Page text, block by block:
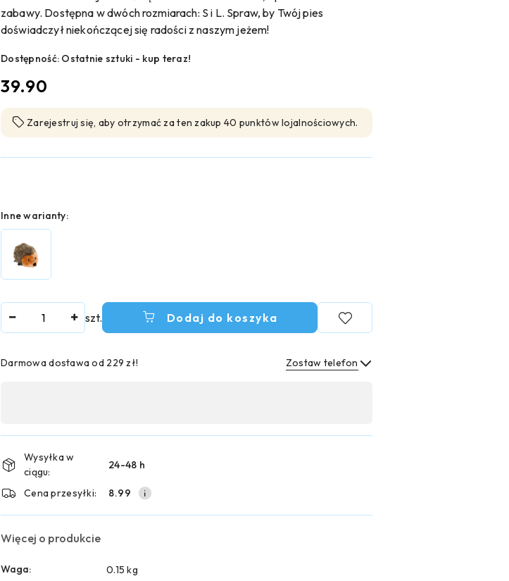
zabawy. Dostępna w dwóch rozmiarach: S i L. Spraw, by Twój pies
doświadczył niekończącej się radości z naszym jeżem!
Dostępność: Ostatnie sztuki - kup teraz!
cena:
39.90
Zarejestruj się, aby otrzymać za ten zakup 40 punktów lojalnościowych.
Wariant
Inne warianty:
szt. Dodaj do koszyka
Darmowa dostawa od 229 zł! Zostaw telefon
płatność
i
dostawa
Wysyłka w
ciągu:
24-48 h
Cena przesyłki: 8.99
Więcej o produkcie
Waga: 0.15 kg